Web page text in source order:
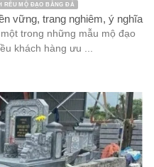
trọng, bền vững, nổi bật năm